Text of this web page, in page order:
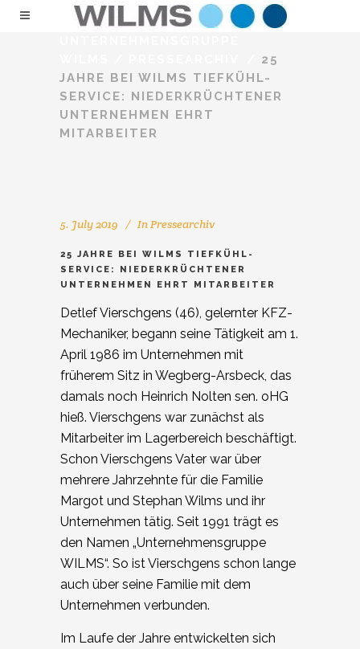
25
JAHRE BEI WILMS TIEFKÜHL-
SERVICE: NIEDERKRÜCHTENER
UNTERNEHMEN EHRT
MITARBEITER
5. July 2019 InPressearchiv
25 JAHRE BEI WILMS TIEFKÜHL-
SERVICE: NIEDERKRÜCHTENER
UNTERNEHMEN EHRT MITARBEITER
Detlef Vierschgens (46), gelernter KFZ-
Mechaniker, begann seine Tätigkeit am 1.
April 1986 im Unternehmen mit
früherem Sitz in Wegberg-Arsbeck, das
damals noch Heinrich Nolten sen. oHG
hieß. Vierschgens war zunächst als
Mitarbeiter im Lagerbereich beschäftigt.
Schon Vierschgens Vater war über
mehrere Jahrzehnte für die Familie
Margot und Stephan Wilms und ihr
Unternehmen tätig. Seit 1991 trägt es
den Namen „Unternehmensgruppe
WILMS“. So ist Vierschgens schon lange
auch über seine Familie mit dem
Unternehmen verbunden.
Im Laufe der Jahre entwickelten sich